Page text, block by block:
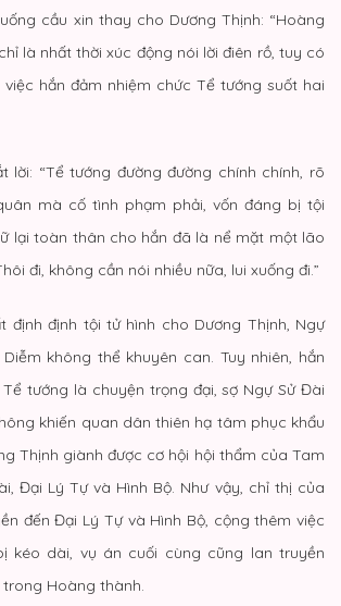
cầu xin thay cho Dương Thịnh: “Hoàng
là nhất thời xúc động nói lời điên rồ, tuy có
hắn đảm nhiệm chức Tể tướng suốt hai
lời: “Tể tướng đường đường chính chính, rõ
mà cố tình phạm phải, vốn đáng bị tội
lại toàn thân cho hắn đã là nể mặt một lão
đi, không cần nói nhiều nữa, lui xuống đi.”
định định tội tử hình cho Dương Thịnh, Ngự
không thể khuyên can. Tuy nhiên, hắn
tướng là chuyện trọng đại, sợ Ngự Sử Đài
khiến quan dân thiên hạ tâm phục khẩu
Thịnh giành được cơ hội hội thẩm của Tam
Đại Lý Tự và Hình Bộ. Như vậy, chỉ thị của
đến Đại Lý Tự và Hình Bộ, cộng thêm việc
kéo dài, vụ án cuối cùng cũng lan truyền
Hoàng thành.